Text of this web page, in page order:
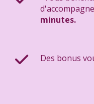
minutes.
Des bonus